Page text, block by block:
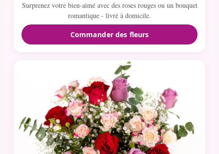
Surprenez votre bien-aimé avec des roses rouges ou un bouquet
romantique - livré à domicile.
Commander des fleurs